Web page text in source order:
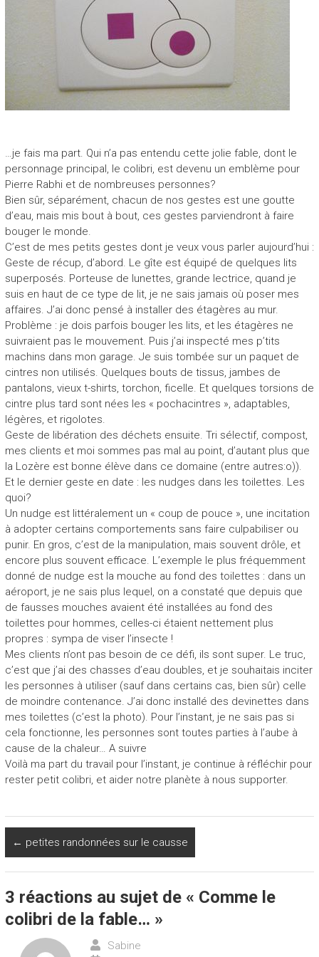
…je fais ma part. Qui n’a pas entendu cette jolie fable, dont le
personnage principal, le colibri, est devenu un emblème pour
Pierre Rabhi et de nombreuses personnes?
Bien sûr, séparément, chacun de nos gestes est une goutte
d’eau, mais mis bout à bout, ces gestes parviendront à faire
bouger le monde.
C’est de mes petits gestes dont je veux vous parler aujourd’hui :
Geste de récup, d’abord. Le gîte est équipé de quelques lits
superposés. Porteuse de lunettes, grande lectrice, quand je
suis en haut de ce type de lit, je ne sais jamais où poser mes
affaires. J’ai donc pensé à installer des étagères au mur.
Problème : je dois parfois bouger les lits, et les étagères ne
suivraient pas le mouvement. Puis j’ai inspecté mes p’tits
machins dans mon garage. Je suis tombée sur un paquet de
cintres non utilisés. Quelques bouts de tissus, jambes de
pantalons, vieux t-shirts, torchon, ficelle. Et quelques torsions de
cintre plus tard sont nées les « pochacintres », adaptables,
légères, et rigolotes.
Geste de libération des déchets ensuite. Tri sélectif, compost,
mes clients et moi sommes pas mal au point, d’autant plus que
la Lozère est bonne élève dans ce domaine (entre autres:o)).
Et le dernier geste en date : les nudges dans les toilettes. Les
quoi?
Un nudge est littéralement un « coup de pouce », une incitation
à adopter certains comportements sans faire culpabiliser ou
punir. En gros, c’est de la manipulation, mais souvent drôle, et
encore plus souvent efficace. L’exemple le plus fréquemment
donné de nudge est la mouche au fond des toilettes : dans un
aéroport, je ne sais plus lequel, on a constaté que depuis que
de fausses mouches avaient été installées au fond des
toilettes pour hommes, celles-ci étaient nettement plus
propres : sympa de viser l’insecte !
Mes clients n’ont pas besoin de ce défi, ils sont super. Le truc,
c’est que j’ai des chasses d’eau doubles, et je souhaitais inciter
les personnes à utiliser (sauf dans certains cas, bien sûr) celle
de moindre contenance. J’ai donc installé des devinettes dans
mes toilettes (c’est la photo). Pour l’instant, je ne sais pas si
cela fonctionne, les personnes sont toutes parties à l’aube à
cause de la chaleur… A suivre
Voilà ma part du travail pour l’instant, je continue à réfléchir pour
rester petit colibri, et aider notre planète à nous supporter.
← petites randonnées sur le causse
3 réactions au sujet de « Comme le
colibri de la fable… »
Sabine